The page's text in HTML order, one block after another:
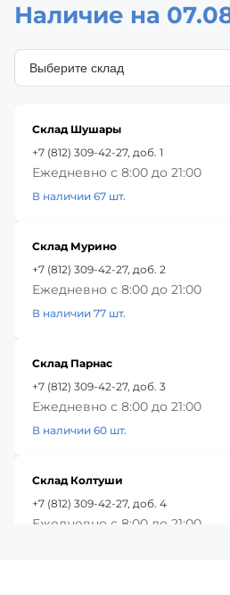
Наличие на
Склад Шушары
+7 (812) 309-42-27, доб. 1
Ежедневно с 8:00 до 21:00
В наличии 67 шт.
Склад Мурино
+7 (812) 309-42-27, доб. 2
Ежедневно с 8:00 до 21:00
В наличии 77 шт.
Склад Парнас
+7 (812) 309-42-27, доб. 3
Ежедневно с 8:00 до 21:00
В наличии 60 шт.
Склад Колтуши
+7 (812) 309-42-27, доб. 4
Ежедневно с 8:00 до 21:00